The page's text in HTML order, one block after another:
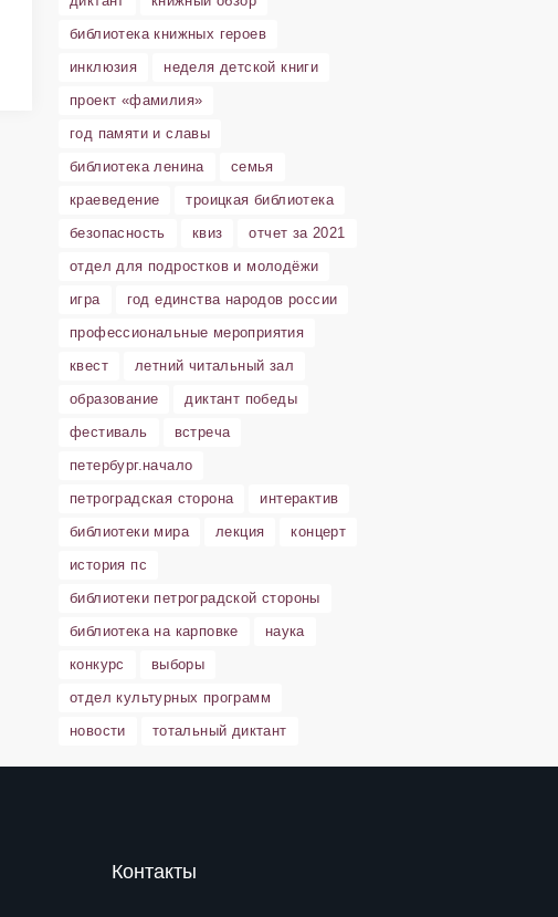
библиотека книжных героев
инклюзия
неделя детской книги
проект «фамилия»
год памяти и славы
библиотека ленина
семья
краеведение
троицкая библиотека
безопасность
квиз
отчет за 2021
отдел для подростков и молодёжи
игра
год единства народов россии
профессиональные мероприятия
квест
летний читальный зал
образование
диктант победы
фестиваль
встреча
петербург.начало
петроградская сторона
интерактив
библиотеки мира
лекция
концерт
история пс
библиотеки петроградской стороны
библиотека на карповке
наука
конкурс
выборы
отдел культурных программ
новости
тотальный диктант
Контакты